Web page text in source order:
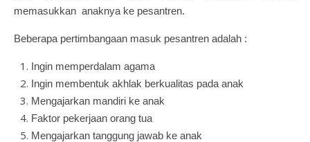
memasukkan anaknya ke pesantren.
Beberapa pertimbangaan masuk pesantren adalah :
Ingin memperdalam agama
Ingin membentuk akhlak berkualitas pada anak
Mengajarkan mandiri ke anak
Faktor pekerjaan orang tua
Mengajarkan tanggung jawab ke anak